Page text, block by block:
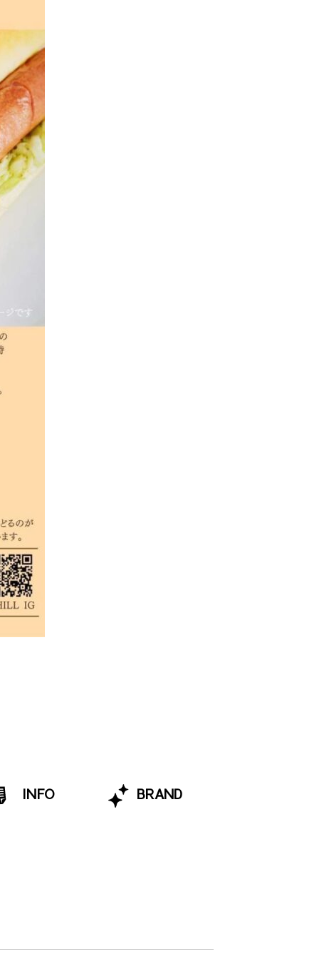
INFO BRAND